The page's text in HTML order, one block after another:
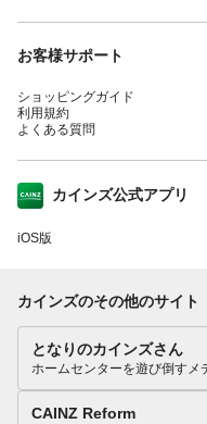
お客様サポート
ショッピングガイド
利用規約
よくある質問
カインズ公式アプリ
iOS版
カインズのその他のサイト
となりのカインズさん
ホームセンターを遊び倒すメ
CAINZ Reform